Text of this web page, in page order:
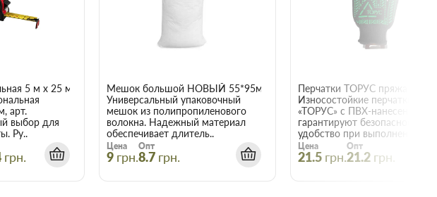
5 м x 25 мм Haisser 22015
арт.
выбор для
Ру..
грн.
Мешок большой НОВЫЙ 55*95мм
Универсальный упаковочный
мешок из полипропиленового
волокна. Надежный материал
обеспечивает длитель..
Цена
9 грн.
Опт
8.7 грн.
Износостойкие перчатки
«ТОРУС» с ПВХ-нанесением
гарантируют безопасность и
удобство при выполнении е..
Цена
21.5 грн.
Опт
21.2 грн.